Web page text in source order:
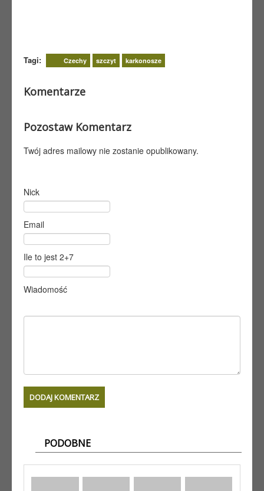
Tagi: Czechy szczyt karkonosze
Komentarze
Pozostaw Komentarz
Twój adres mailowy nie zostanie opublikowany.
Nick
Email
Ile to jest 2+7
Wiadomość
PODOBNE